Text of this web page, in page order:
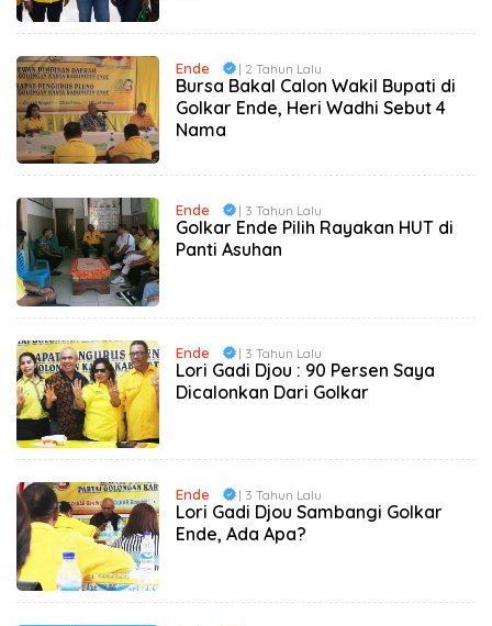
Ende | 2 Tahun Lalu
Bursa Bakal Calon Wakil Bupati di
Golkar Ende, Heri Wadhi Sebut 4
Nama
Ende | 3 Tahun Lalu
Golkar Ende Pilih Rayakan HUT di
Panti Asuhan
Ende | 3 Tahun Lalu
Lori Gadi Djou : 90 Persen Saya
Dicalonkan Dari Golkar
Ende | 3 Tahun Lalu
Lori Gadi Djou Sambangi Golkar
Ende, Ada Apa?